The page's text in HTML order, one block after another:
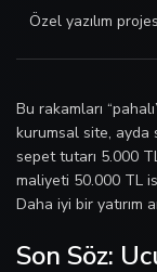
Özel yazılım
Bu rakamları
kurumsal site, ayda
sepet tutarı 5.000
maliyeti 50.000 TL
Daha iyi bir yatırım
Son Söz: